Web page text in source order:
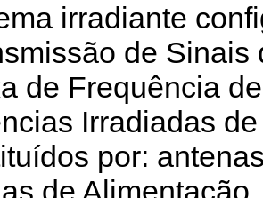
irradiante
de Sinais
de Frequência
Irradiadas
por:
de